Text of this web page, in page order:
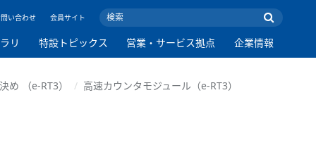
い合わせ 会員サイト
リ 特設トピックス 営業・サービス拠点 企業情報
め （e-RT3） 高速カウンタモジュール（e-RT3）